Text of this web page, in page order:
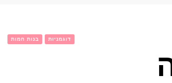
בנות חמות דוגמניות